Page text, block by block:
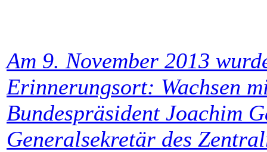
Am 9. November 2013
Erinnerungsort: Wachsen
Bundespräsident Joachim
Generalsekretär des